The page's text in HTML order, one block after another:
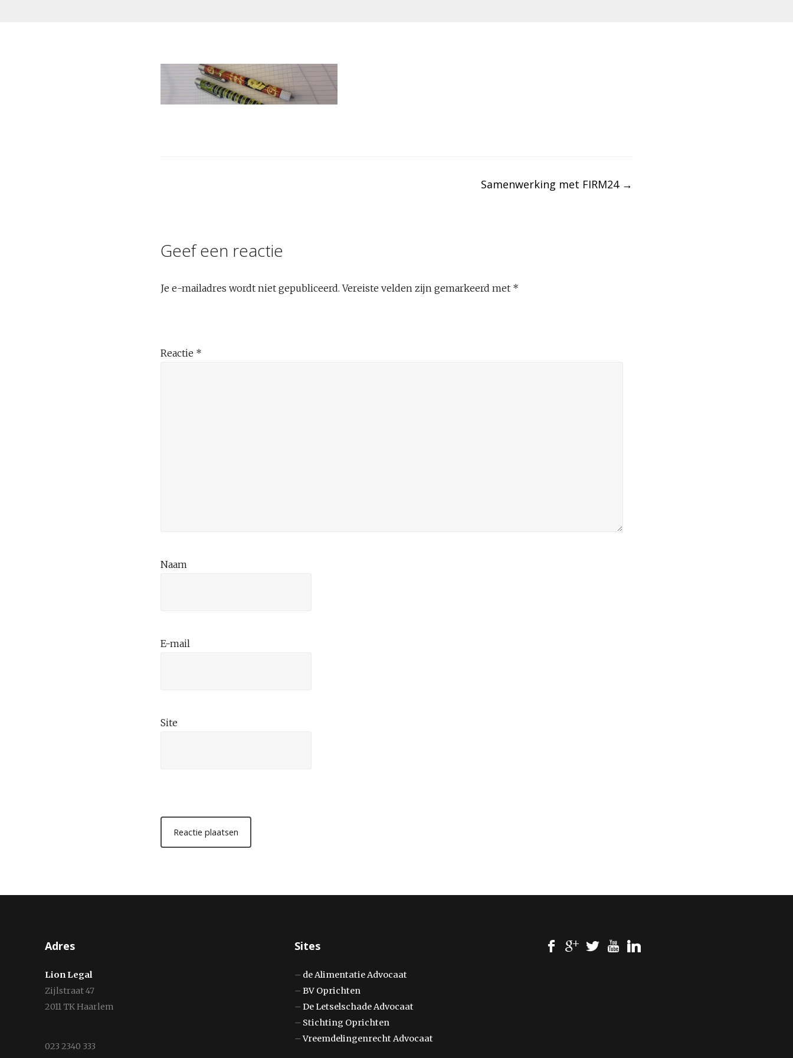
Samenwerking met FIRM24 →
Geef een reactie
Je e-mailadres wordt niet gepubliceerd. Vereiste velden zijn gemarkeerd met *
Reactie *
Naam
E-mail
Site
Adres
Lion Legal
Zijlstraat 47
2011 TK Haarlem
023 2340 333
Sites
– de Alimentatie Advocaat
–BV Oprichten
–De Letselschade Advocaat
– Stichting Oprichten
–Vreemdelingenrecht Advocaat